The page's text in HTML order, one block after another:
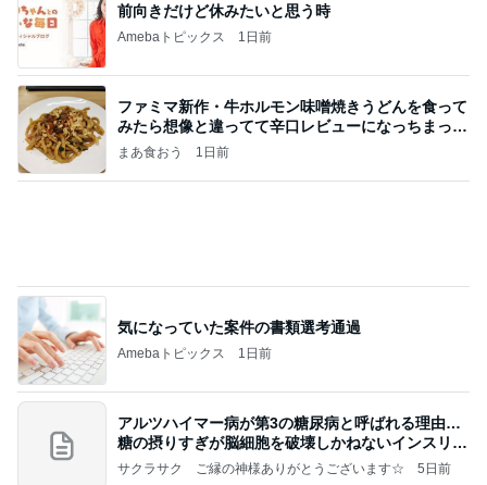
前向きだけど休みたいと思う時
Amebaトピックス 1日前
ファミマ新作・牛ホルモン味噌焼きうどんを食って
みたら想像と違ってて辛口レビューになっちまった
話
まあ食おう 1日前
気になっていた案件の書類選考通過
Amebaトピックス 1日前
アルツハイマー病が第3の糖尿病と呼ばれる理由…
糖の摂りすぎが脳細胞を破壊しかねないインスリン
の恐
サクラサク ご縁の神様ありがとうございます☆ 5日前